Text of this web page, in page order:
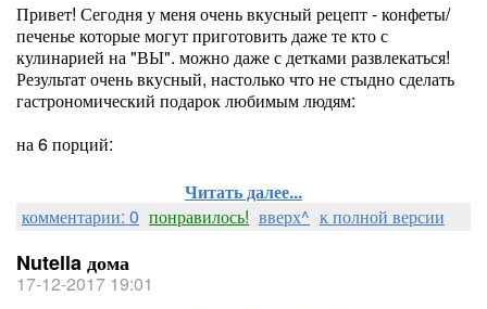
Привет! Сегодня у меня очень вкусный рецепт - конфеты/
печенье которые могут приготовить даже те кто с
кулинарией на "ВЫ". можно даже с детками развлекаться!
Результат очень вкусный, настолько что не стыдно сделать
гастрономический подарок любимым людям:
на 6 порций:
Читать далее...
комментарии: 0 понравилось! вверх^ к полной версии
Nutella дома
17-12-2017 19:01